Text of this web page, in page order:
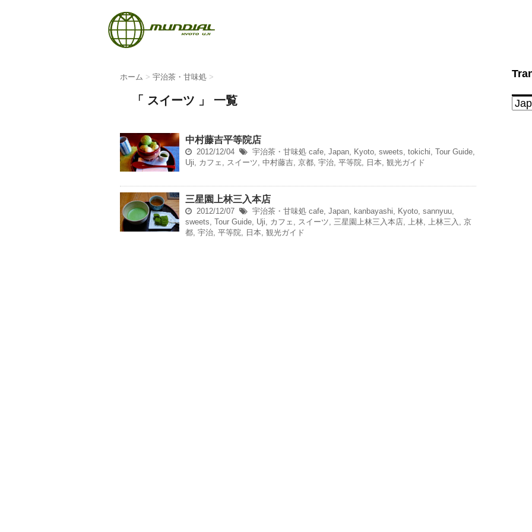
ホーム > 宇治茶・甘味処 >
「 スイーツ 」 一覧
中村藤吉平等院店
2012/12/04 宇治茶・甘味処 cafe, Japan, Kyoto, sweets, tokichi, Tour Guide,
Uji, カフェ , スイーツ, 中村藤吉, 京都, 宇治, 平等院, 日本, 観光ガイド
三星園上林三入本店
2012/12/07 宇治茶・甘味処 cafe, Japan, kanbayashi, Kyoto, sannyuu,
sweets, Tour Guide, Uji, カフェ , スイーツ, 三星園上林三入本店, 上林, 上林三入 , 京
都, 宇治, 平等院, 日本, 観光ガイド